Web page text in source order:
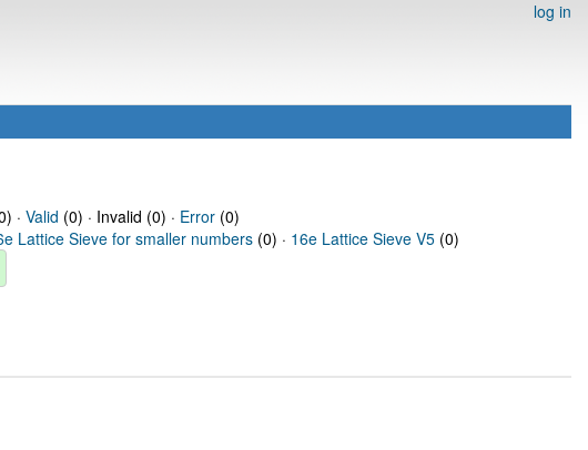
log in
· Valid (0) · Invalid (0) · Error(0)
Lattice Sieve for smaller numbers (0) · 16e Lattice Sieve V5 (0)